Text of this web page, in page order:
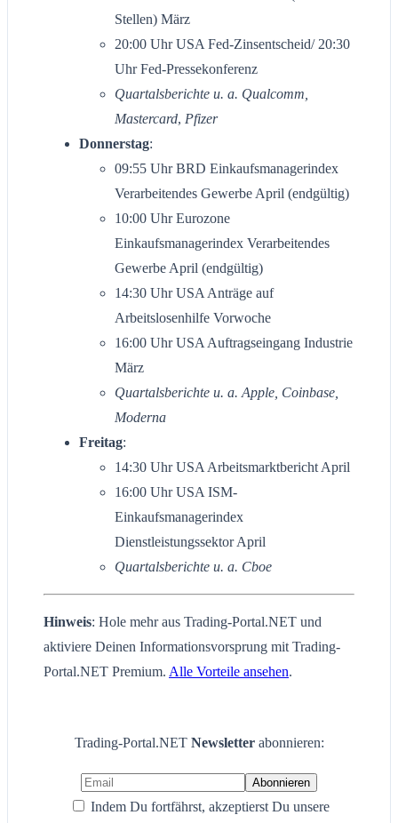
Stellen) März
20:00 Uhr USA Fed-Zinsentscheid/ 20:30
Uhr Fed-Pressekonferenz
Quartalsberichte u. a. Qualcomm,
Mastercard, Pfizer
Donnerstag:
09:55 Uhr BRD Einkaufsmanagerindex
Verarbeitendes Gewerbe April (endgültig)
10:00 Uhr Eurozone
Einkaufsmanagerindex Verarbeitendes
Gewerbe April (endgültig)
14:30 Uhr USA Anträge auf
Arbeitslosenhilfe Vorwoche
16:00 Uhr USA Auftragseingang Industrie
März
Quartalsberichte u. a. Apple, Coinbase,
Moderna
Freitag:
14:30 Uhr USA Arbeitsmarktbericht April
16:00 Uhr USA ISM-
Einkaufsmanagerindex
Dienstleistungssektor April
Quartalsberichte u. a. Cboe
Hinweis: Hole mehr aus Trading-Portal.NET und
aktiviere Deinen Informationsvorsprung mit Trading-
Portal.NET Premium. Alle Vorteile ansehen.
Trading-Portal.NET Newsletter abonnieren:
Indem Du fortfährst, akzeptierst Du unsere